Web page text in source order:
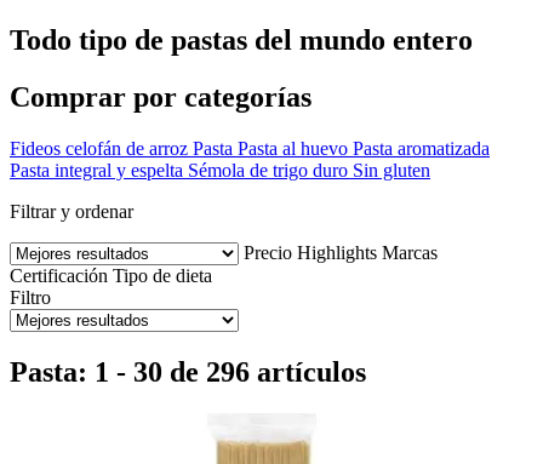
Todo tipo de pastas del mundo entero
Comprar por categorías
Fideos celofán de arroz Pasta Pasta al huevo Pasta aromatizada
Pasta integral y espelta Sémola de trigo duro Sin gluten
Filtrar y ordenar
Precio Highlights Marcas
Certificación Tipo de dieta
Filtro
Pasta: 1 - 30 de 296 artículos